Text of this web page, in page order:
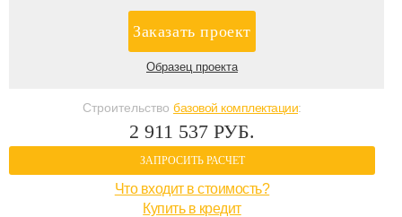
Заказать проект
Образец проекта
Строительство базовой комплектации:
2 911 537 РУБ.
ЗАПРОСИТЬ РАСЧЕТ
Что входит в стоимость?
Купить в кредит